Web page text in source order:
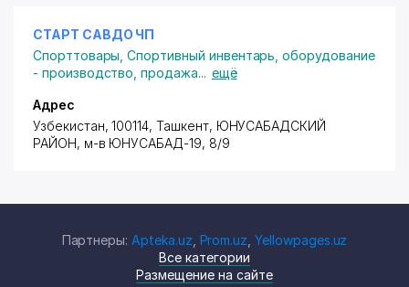
СТАРТ САВДО ЧП
Спорттовары ,Спортивный инвентарь, оборудование
- производство, продажа... ещё
Адрес
Узбекистан, 100114, Ташкент, ЮНУСАБАДСКИЙ
РАЙОН, м-в ЮНУСАБАД-19, 8/9
Партнеры: Apteka.uz Prom.uz ,Yellowpages.uz
Все категории
Размещение на сайте